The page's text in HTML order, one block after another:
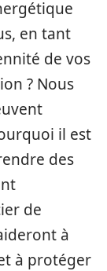
en tant
de vos
? Nous
il est
des
de
à
à protéger